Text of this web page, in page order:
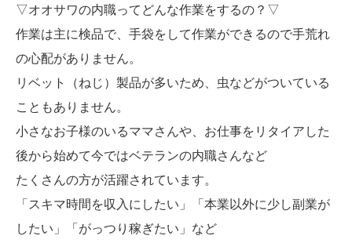
▽オオサワの内職ってどんな作業をするの？▽
作業は主に検品で、手袋をして作業ができるので手荒れ
の心配がありません。
リベット（ねじ）製品が多いため、虫などがついている
こともありません。
小さなお子様のいるママさんや、お仕事をリタイアした
後から始めて今ではベテランの内職さんなど
たくさんの方が活躍されています。
「スキマ時間を収入にしたい」「本業以外に少し副業が
したい」「がっつり稼ぎたい」など